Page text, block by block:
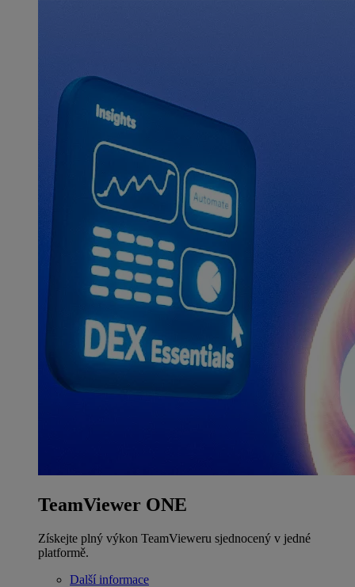
TeamViewer ONE
Získejte plný výkon TeamVieweru sjednocený v jedné
platformě.
Další informace